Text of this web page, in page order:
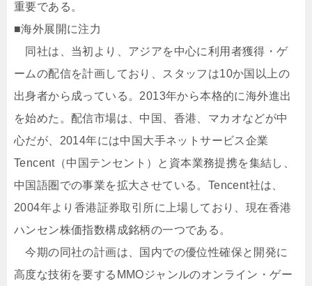
重要である。
■海外展開に注力
同社は、当初より、アジアを中心に利用者獲得・ゲ
ームの配信を計画しており、スタッフは10か国以上の
出身者から成っている。2013年から本格的に海外進出
を始めた。配信市場は、中国、香港、マカオなどが中
心だが、2014年には中国大手ネットサービス企業
Tencent（中国テンセント）と資本業務提携を集結し、
中国語圏での事業を拡大させている。Tencent社は、
2004年より香港証券取引所に上場しており、現在香港
ハンセン株価指数構成銘柄の一つである。
今期の同社の計画は、国内での優位性確保と開発に
高度な技術を要するMMOジャンルのオンライン・ゲー